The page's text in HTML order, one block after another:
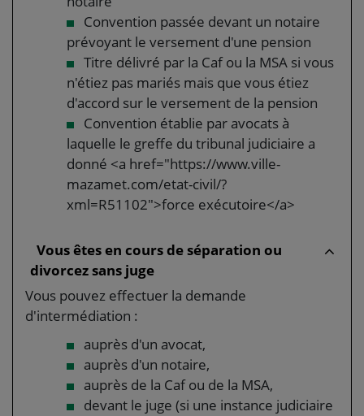
Convention passée devant un notaire
prévoyant le versement d'une pension
Titre délivré par la Caf ou la MSA si vous
n'étiez pas mariés mais que vous étiez
d'accord sur le versement de la pension
Convention établie par avocats à
laquelle le greffe du tribunal judiciaire a
donné <a href="https://www.ville-
mazamet.com/etat-civil/?
xml=R51102">force exécutoire</a>
Vous êtes en cours de séparation ou
divorcez sans juge
Vous pouvez effectuer la demande
d'intermédiation :
auprès d'un avocat,
auprès d'un notaire,
auprès de la Caf ou de la MSA,
devant le juge (si une instance judiciaire